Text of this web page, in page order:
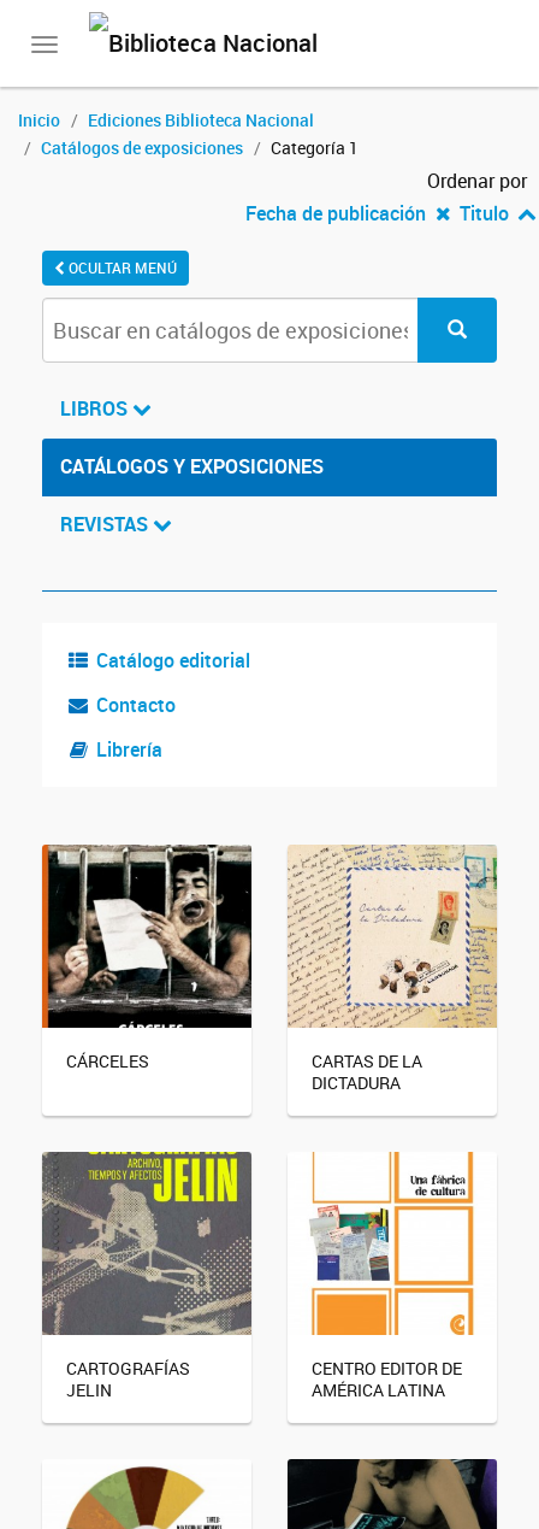
Toggle
Inicio
Ediciones Biblioteca Nacional
Catálogos de exposiciones
Categoría 1
Ordenar por
Fecha de publicación
Titulo
OCULTAR MENÚ
LIBROS
CATÁLOGOS Y EXPOSICIONES
REVISTAS
Catálogo editorial
Contacto
Librería
CÁRCELES
CARTAS DE LA
DICTADURA
CARTOGRAFÍAS
JELIN
CENTRO EDITOR DE
AMÉRICA LATINA